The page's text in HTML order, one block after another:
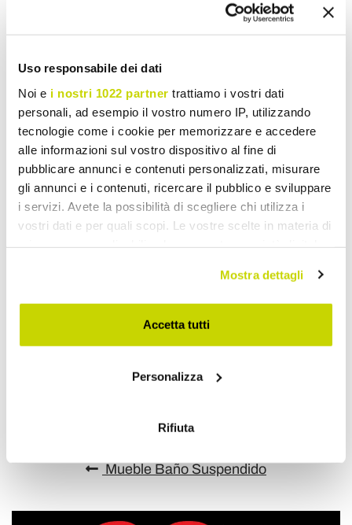
Uso responsabile dei dati
Noi e i nostri 1022 partner trattiamo i vostri dati
personali, ad esempio il vostro numero IP, utilizzando
tecnologie come i cookie per memorizzare e accedere
alle informazioni sul vostro dispositivo al fine di
pubblicare annunci e contenuti personalizzati, misurare
gli annunci e i contenuti, ricercare il pubblico e sviluppare
i servizi. Avete la possibilità di scegliere chi utilizza i
vostri dati e per quali scopi. Le vostre scelte in materia di
modificare o revocare il proprio consenso in qualsiasi
momento dalla Dichiarazione sui cookie o facendo clic
sull'icona di attivazione della privacy.
raccogliere informazioni sulla tua posizione
Identificare il tuo dispositivo, scansionandolo
(impronte digitali).
e imposta le tue preferenze nellasezione dettagli. Puoi
Mostra dettagli
Accetta tutti
Personalizza
Rifiuta
requieren un mantenimiento
paños suaves y no abrasivos.
Solicita información
Opinión de los clientes
Hay que conectarte para dejar tu opinión.
Añade a la lista de deseos
Mueble Baño Suspendido